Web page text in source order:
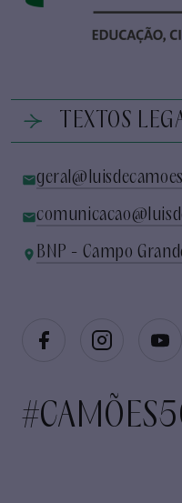
TEXTOS
BNP - Campo